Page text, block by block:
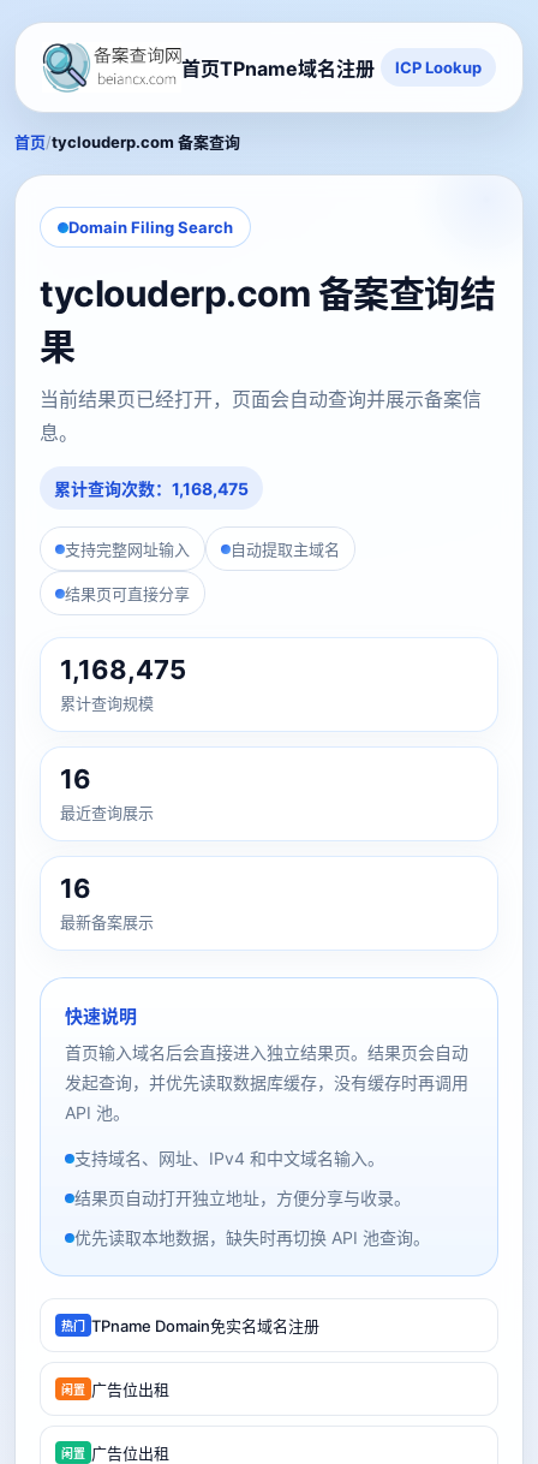
首页TPname域名注册 ICP Lookup
首页/tyclouderp.com 备案查询
Domain Filing Search
tyclouderp.com 备案查询结
果
当前结果页已经打开，页面会自动查询并展示备案信
息。
累计查询次数：1,168,475
支持完整网址输入 自动提取主域名
结果页可直接分享
1,168,475
累计查询规模
16
最近查询展示
16
最新备案展示
快速说明
首页输入域名后会直接进入独立结果页。结果页会自动
发起查询，并优先读取数据库缓存，没有缓存时再调用
API 池。
支持域名、网址、IPv4 和中文域名输入。
结果页自动打开独立地址，方便分享与收录。
优先读取本地数据，缺失时再切换 API 池查询。
热门 TPname Domain免实名域名注册
闲置 广告位出租
闲置 广告位出租